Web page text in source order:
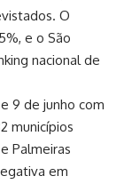
O
e o São
nacional de
9 de junho com
municípios
Palmeiras
em